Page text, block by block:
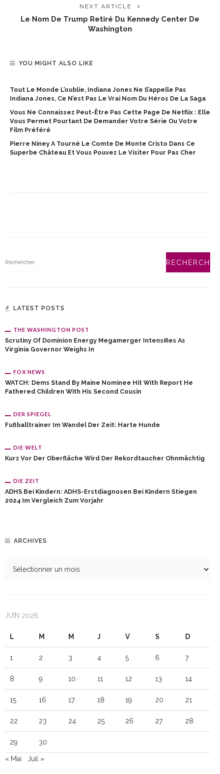
NEXT ARTICLE
Le Nom De Trump Retiré Du Kennedy Center De
Washington
YOU MIGHT ALSO LIKE
Tout Le Monde L’oublie, Indiana Jones Ne S’appelle Pas
Indiana Jones, Ce N’est Pas Le Vrai Nom Du Héros De La Saga
Vous Ne Connaissez Peut-Être Pas Cette Page De Netflix : Elle
Vous Permet Pourtant De Demander Votre Série Ou Votre
Film Préféré
Pierre Niney A Tourné Le Comte De Monte Cristo Dans Ce
Superbe Château Et Vous Pouvez Le Visiter Pour Pas Cher
LATEST POSTS
THE WASHINGTON POST
Scrutiny Of Dominion Energy Megamerger Intensifies As
Virginia Governor Weighs In
FOX NEWS
WATCH: Dems Stand By Maine Nominee Hit With Report He
Fathered Children With His Second Cousin
DER SPIEGEL
Fußballtrainer Im Wandel Der Zeit: Harte Hunde
DIE WELT
Kurz Vor Der Oberfläche Wird Der Rekordtaucher Ohnmächtig
DIE ZEIT
ADHS Bei Kindern: ADHS-Erstdiagnosen Bei Kindern Stiegen
2024 Im Vergleich Zum Vorjahr
ARCHIVES
JUIN 2026
L M M J V S D
1 2 3 4 5 6 7
8 9 10 11 12 13 14
15 16 17 18 19 20 21
22 23 24 25 26 27 28
29 30
« Mai Juil »